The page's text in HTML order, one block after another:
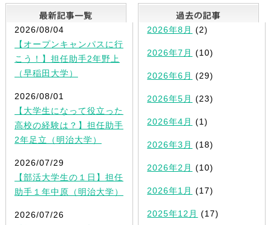
最新記事一覧
2026/08/04
【オープンキャンパスに行
こう！】担任助手2年野上
（早稲田大学）
2026/08/01
【大学生になって役立った
高校の経験は？】担任助手
2年足立（明治大学）
2026/07/29
【部活大学生の１日】担任
助手１年中原（明治大学）
2026/07/26
2026年8月 (2)
2026年7月 (10)
2026年6月 (29)
2026年5月 (23)
2026年4月 (1)
2026年3月 (18)
2026年2月 (10)
2026年1月 (17)
2025年12月 (17)